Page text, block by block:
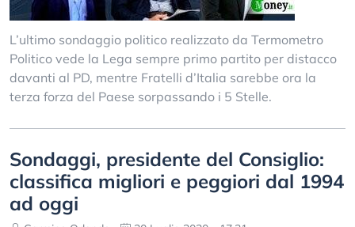
L’ultimo sondaggio politico realizzato da Termometro
Politico vede la Lega sempre primo partito per distacco
davanti al PD, mentre Fratelli d’Italia sarebbe ora la
terza forza del Paese sorpassando i 5 Stelle.
Sondaggi, presidente del Consiglio:
classifica migliori e peggiori dal 1994
ad oggi